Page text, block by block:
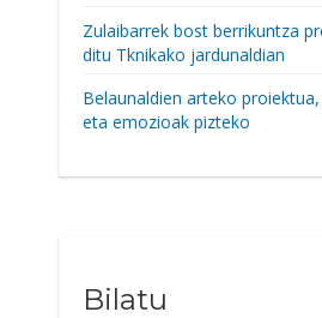
Zulaibarrek bost berrikuntza
ditu Tknikako jardunaldian
Belaunaldien arteko
eta emozioak pizteko
Bilatu